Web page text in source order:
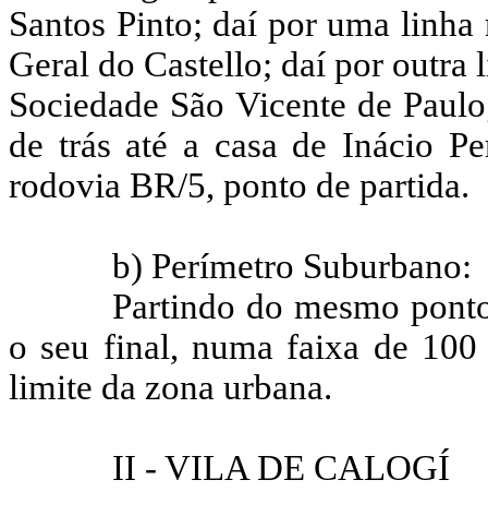
Santos Pinto; daí por uma
Geral do Castello; daí por outra
Sociedade São Vicente de
de trás até a casa de Inácio
rodovia BR/5, ponto de partida.
b) Perímetro Suburbano:
Partindo do mesmo
o seu final, numa faixa de
limite da zona urbana.
II - VILA DE CALOGÍ